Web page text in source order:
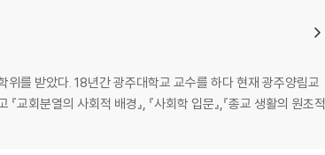
를 받았다. 18년간 광주대학교 교수를 하다 현재 광주양림교
교회분열의 사회적 배경』, 『사회학 입문』,『종교 생활의 원초적